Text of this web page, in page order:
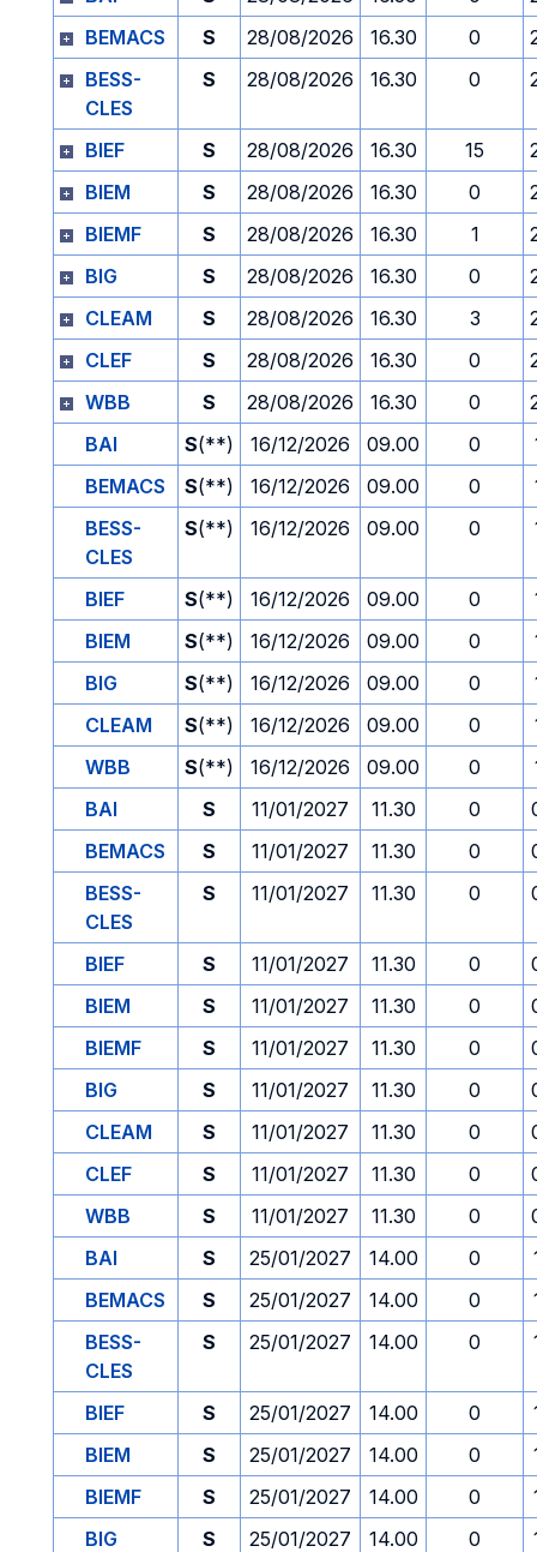
BEMACS
S 28/08/2026 16.30 0
BESS-
CLES
S 28/08/2026 16.30 0
BIEF S 28/08/2026 16.30 15
BIEM
S 28/08/2026 16.30 0
BIEMF
S 28/08/2026 16.30 1
BIG
S 28/08/2026 16.30 0
CLEAM
S 28/08/2026 16.30 3
CLEF
S 28/08/2026 16.30 0
WBB
S 28/08/2026 16.30 0
BAI
S(**) 16/12/2026 09.00 0
BEMACS
S(**) 16/12/2026 09.00 0
BESS-
CLES
S(**) 16/12/2026 09.00 0
BIEF S(**) 16/12/2026 09.00 0
BIEM
S(**) 16/12/2026 09.00 0
BIG
S(**) 16/12/2026 09.00 0
CLEAM
S(**) 16/12/2026 09.00 0
WBB
S(**) 16/12/2026 09.00 0
BAI
S 11/01/2027 11.30 0
BEMACS
S 11/01/2027 11.30 0
BESS-
CLES
S 11/01/2027 11.30 0
BIEF S 11/01/2027 11.30 0
BIEM
S 11/01/2027 11.30 0
BIEMF
S 11/01/2027 11.30 0
BIG
S 11/01/2027 11.30 0
CLEAM
S 11/01/2027 11.30 0
CLEF
S 11/01/2027 11.30 0
WBB
S 11/01/2027 11.30 0
BAI
S 25/01/2027 14.00 0
BEMACS
S 25/01/2027 14.00 0
BESS-
CLES
S 25/01/2027 14.00 0
BIEF S 25/01/2027 14.00 0
BIEM
S 25/01/2027 14.00 0
BIEMF
S 25/01/2027 14.00 0
BIG
S 25/01/2027 14.00 0